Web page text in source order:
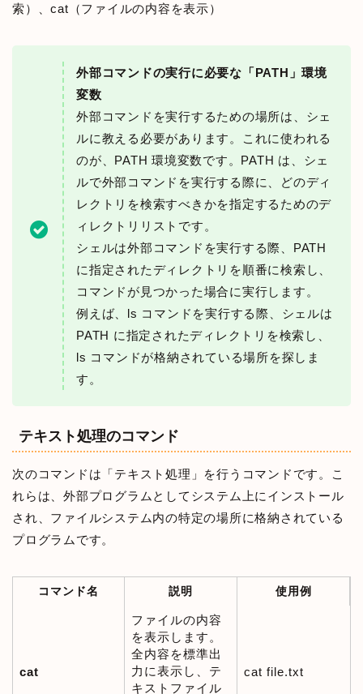
索）、cat（ファイルの内容を表示）
外部コマンドの実行に必要な「PATH」環境
変数
外部コマンドを実行するための場所は、シェ
ルに教える必要があります。これに使われる
のが、PATH 環境変数です。PATH は、シェ
ルで外部コマンドを実行する際に、どのディ
レクトリを検索すべきかを指定するためのデ
ィレクトリリストです。
シェルは外部コマンドを実行する際、PATH
に指定されたディレクトリを順番に検索し、
コマンドが見つかった場合に実行します。
例えば、ls コマンドを実行する際、シェルは
PATH に指定されたディレクトリを検索し、
ls コマンドが格納されている場所を探しま
す。
テキスト処理のコマンド
次のコマンドは「テキスト処理」を行うコマンドです。こ
れらは、外部プログラムとしてシステム上にインストール
され、ファイルシステム内の特定の場所に格納されている
プログラムです。
コマンド名 説明 使用例
cat
ファイルの内容
を表示します。
全内容を標準出
力に表示し、テ
キストファイル
cat file.txt